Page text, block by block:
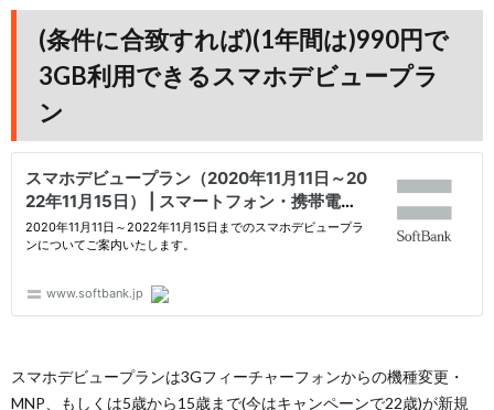
(条件に合致すれば)(1年間は)990円で
3GB利用できるスマホデビュープラ
ン
スマホデビュープランは3Gフィーチャーフォンからの機種変更・
MNP、もしくは5歳から15歳まで(今はキャンペーンで22歳)が新規